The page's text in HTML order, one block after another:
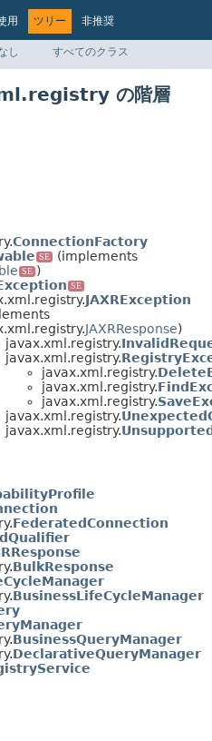
用 ツリー
非推奨
Jakarta EE 8 仕様 API
し すべてのクラス
の階層
ConnectionFactory
SE
(implements
SE )
SE
JAXRException
JAXRResponse)
javax.xml.registry.
javax.xml.registry.
javax.xml.registry.
javax.xml.registry.
javax.xml.registry.
javax.xml.registry.
javax.xml.registry.
FederatedConnection
BulkResponse
BusinessLifeCycleManager
BusinessQueryManager
DeclarativeQueryManager